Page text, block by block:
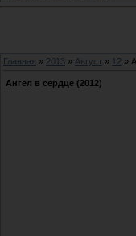
Главная » 2013 » Август » 12 »
Ангел в сердце (2012)